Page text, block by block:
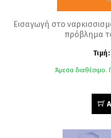
Εισαγωγή στο
πρόβλημα
Τιμή:
Άμεσα